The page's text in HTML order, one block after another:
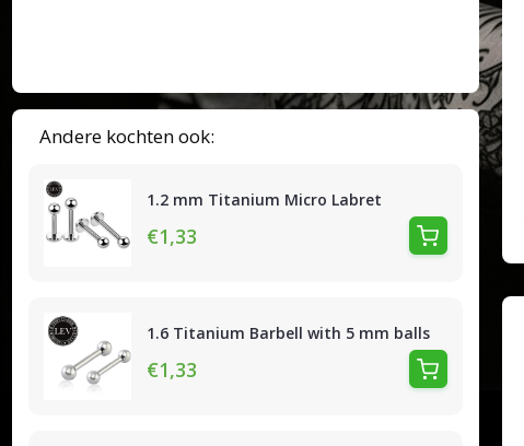
Andere kochten ook:
1.2 mm Titanium Micro Labret
€1,33
1.6 Titanium Barbell with 5 mm balls
€1,33